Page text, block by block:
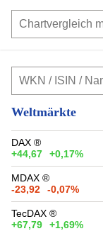
Weltmärkte
DAX ®
+44,67
+0,17%
MDAX ®
-23,92
-0,07%
TecDAX ®
+67,79
+1,69%